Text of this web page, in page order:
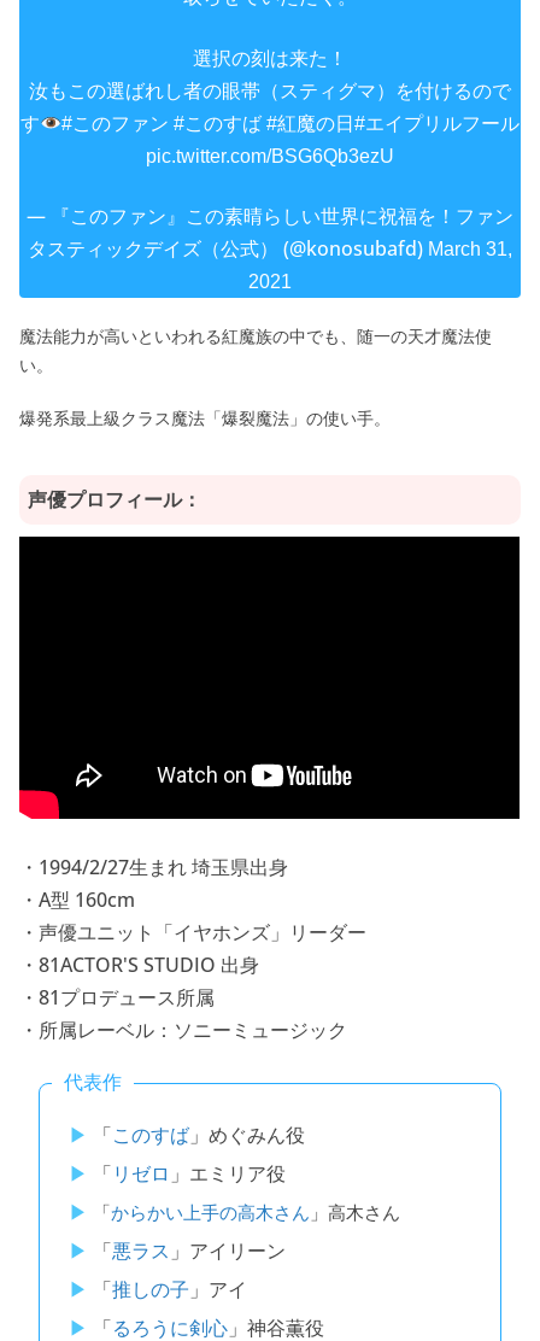
選択の刻は来た！
汝もこの選ばれし者の眼帯（スティグマ）を付けるので
す
#このファン #このすば #紅魔の日 #エイプリルフール
pic.twitter.com/BSG6Qb3ezU
— 『このファン』この素晴らしい世界に祝福を！ファン
タスティックデイズ（公式） (@konosubafd) March 31,
2021
魔法能力が高いといわれる紅魔族の中でも、随一の天才魔法使
い。
爆発系最上級クラス魔法「爆裂魔法」の使い手。
声優プロフィール：
・1994/2/27生まれ 埼玉県出身
・A型 160cm
・声優ユニット「イヤホンズ」リーダー
・81ACTOR'S STUDIO 出身
・81プロデュース所属
・所属レーベル：ソニーミュージック
代表作
「 このすば」めぐみん役
「 リゼロ 」エミリア役
「からかい上手の高木さん 」高木さん
「 悪ラス 」アイリーン
「 推しの子 」アイ
「 るろうに剣心」神谷薫役